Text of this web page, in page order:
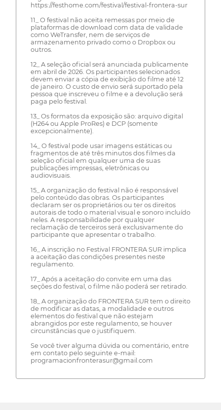
https://festhome.com/festival/festival-frontera-sur
11_ O festival não aceita remessas por meio de
plataformas de download com data de validade
como WeTransfer, nem de serviços de
armazenamento privado como o Dropbox ou
outros.
12_ A seleção oficial será anunciada publicamente
em abril de 2026. Os participantes selecionados
devem enviar a cópia de exibição do filme até 12
de janeiro. O custo de envio será suportado pela
pessoa que inscreveu o filme e a devolução será
paga pelo festival.
13_ Os formatos da exposição são: arquivo digital
(H264 ou Apple ProRes) e DCP (somente
excepcionalmente).
14_ O festival pode usar imagens estáticas ou
fragmentos de até três minutos dos filmes da
seleção oficial em qualquer uma de suas
publicações impressas, eletrônicas ou
audiovisuais.
15_ A organização do festival não é responsável
pelo conteúdo das obras. Os participantes
declaram ser os proprietários ou ter os direitos
autorais de todo o material visual e sonoro incluído
neles. A responsabilidade por qualquer
reclamação de terceiros será exclusivamente do
participante que apresentar o trabalho.
16_ A inscrição no Festival FRONTERA SUR implica
a aceitação das condições presentes neste
regulamento.
17_ Após a aceitação do convite em uma das
seções do festival, o filme não poderá ser retirado.
18_ A organização do FRONTERA SUR tem o direito
de modificar as datas, a modalidade e outros
elementos do festival que não estejam
abrangidos por este regulamento, se houver
circunstâncias que o justifiquem.
Se você tiver alguma dúvida ou comentário, entre
em contato pelo seguinte e-mail:
programacionfronterasur@gmail.com